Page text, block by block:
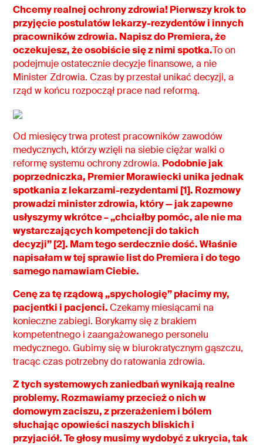
Chcemy realnej ochrony zdrowia! Pierwszy krok to
przyjęcie postulatów lekarzy-rezydentów i innych
pracowników zdrowia. Napisz do Premiera, że
oczekujesz, że osobiście się z nimi spotka.To on
podejmuje ostatecznie decyzje finansowe, a nie
Minister Zdrowia. Czas by przestał unikać decyzji, a
rząd w końcu rozpoczął prace nad reformą.
Od miesięcy trwa protest pracowników zawodów
medycznych, którzy wzięli na siebie ciężar walki o
reformę systemu ochrony zdrowia. Podobnie jak
poprzedniczka, Premier Morawiecki unika jednak
spotkania z lekarzami-rezydentami [1]. Rozmowy
prowadzi minister zdrowia, który — jak zapewne
usłyszymy wkrótce – „chciałby pomóc, ale nie ma
wystarczających kompetencji do takich
decyzji” [2]. Mam tego serdecznie dość. Właśnie
napisałam w tej sprawie list do Premiera i do tego
samego namawiam Ciebie.
Cenę za tę rządową „spychologię” płacimy my,
pacjentki i pacjenci.Czekamy miesiącami na
konieczne zabiegi. Borykamy się z brakiem
kompetentnego i zaangażowanego personelu
medycznego. Gubimy się w biurokratycznym gąszczu,
tracąc czas potrzebny do ratowania zdrowia.
Z tych systemowych zaniedbań wynikają realne
problemy. Rozmawiamy przecież o nich w
domowym zaciszu, z przerażeniem i bólem
słuchając opowieści naszych bliskich i
przyjaciół.Te głosy musimy wydobyć z ukrycia, tak